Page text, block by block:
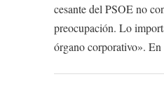
cesante del PSOE no
preocupación. Lo
órgano corporativo».